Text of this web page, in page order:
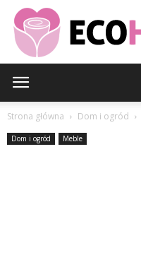
Strona główna Dom i ogród
Dom i ogród Meble